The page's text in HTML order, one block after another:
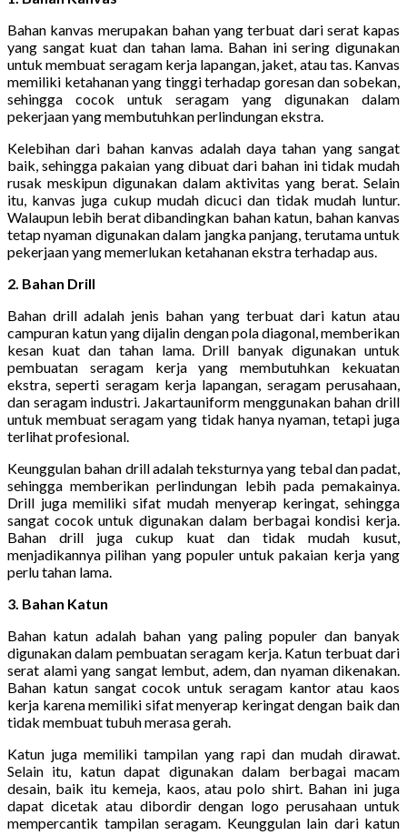
Bahan kanvas merupakan bahan yang terbuat dari serat kapas
yang sangat kuat dan tahan lama. Bahan ini sering digunakan
untuk membuat seragam kerja lapangan, jaket, atau tas. Kanvas
memiliki ketahanan yang tinggi terhadap goresan dan sobekan,
sehingga cocok untuk seragam yang digunakan dalam
pekerjaan yang membutuhkan perlindungan ekstra.
Kelebihan dari bahan kanvas adalah daya tahan yang sangat
baik, sehingga pakaian yang dibuat dari bahan ini tidak mudah
rusak meskipun digunakan dalam aktivitas yang berat. Selain
itu, kanvas juga cukup mudah dicuci dan tidak mudah luntur.
Walaupun lebih berat dibandingkan bahan katun, bahan kanvas
tetap nyaman digunakan dalam jangka panjang, terutama untuk
pekerjaan yang memerlukan ketahanan ekstra terhadap aus.
2. Bahan Drill
Bahan drill adalah jenis bahan yang terbuat dari katun atau
campuran katun yang dijalin dengan pola diagonal, memberikan
kesan kuat dan tahan lama. Drill banyak digunakan untuk
pembuatan seragam kerja yang membutuhkan kekuatan
ekstra, seperti seragam kerja lapangan, seragam perusahaan,
dan seragam industri. Jakartauniform menggunakan bahan drill
untuk membuat seragam yang tidak hanya nyaman, tetapi juga
terlihat profesional.
Keunggulan bahan drill adalah teksturnya yang tebal dan padat,
sehingga memberikan perlindungan lebih pada pemakainya.
Drill juga memiliki sifat mudah menyerap keringat, sehingga
sangat cocok untuk digunakan dalam berbagai kondisi kerja.
Bahan drill juga cukup kuat dan tidak mudah kusut,
menjadikannya pilihan yang populer untuk pakaian kerja yang
perlu tahan lama.
3. Bahan Katun
Bahan katun adalah bahan yang paling populer dan banyak
digunakan dalam pembuatan seragam kerja. Katun terbuat dari
serat alami yang sangat lembut, adem, dan nyaman dikenakan.
Bahan katun sangat cocok untuk seragam kantor atau kaos
kerja karena memiliki sifat menyerap keringat dengan baik dan
tidak membuat tubuh merasa gerah.
Katun juga memiliki tampilan yang rapi dan mudah dirawat.
Selain itu, katun dapat digunakan dalam berbagai macam
desain, baik itu kemeja, kaos, atau polo shirt. Bahan ini juga
dapat dicetak atau dibordir dengan logo perusahaan untuk
mempercantik tampilan seragam. Keunggulan lain dari katun